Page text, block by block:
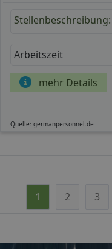
Stellenbeschreibung:
Arbeitszeit
mehr Details
Quelle: germanpersonnel.de
1 2 3